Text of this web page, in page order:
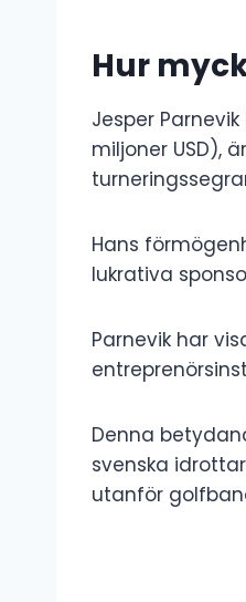
Hur
Jesper
miljoner USD),
Hans
lukrativa
Parnevik har
Denna
svenska
utanför